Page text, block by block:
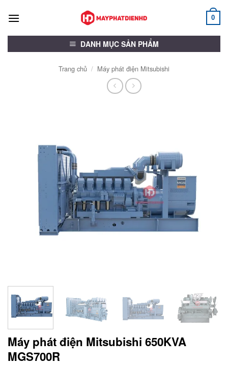
qua
0
DANH MỤC SẢN PHẨM
Trang chủ / Máy phát điện Mitsubishi
Máy phát điện Mitsubishi 650KVA
MGS700R